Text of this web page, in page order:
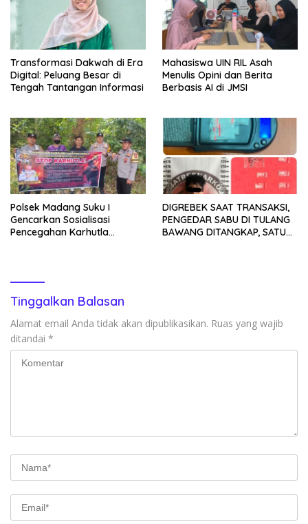
Transformasi Dakwah di Era
Digital: Peluang Besar di
Tengah Tantangan Informasi
Mahasiswa UIN RIL Asah
Menulis Opini dan Berita
Berbasis AI di JMSI
Polsek Madang Suku I
Gencarkan Sosialisasi
Pencegahan Karhutla
DIGREBEK SAAT TRANSAKSI,
PENGEDAR SABU DI TULANG
BAWANG DITANGKAP, SATU
Tinggalkan Balasan
Alamat email Anda tidak akan dipublikasikan. Ruas yang wajib
ditandai *